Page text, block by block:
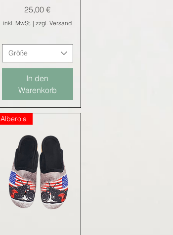
Preis
25,00 €
inkl. MwSt. |zzgl. Versand
Größe
In den
Warenkorb
Alberola